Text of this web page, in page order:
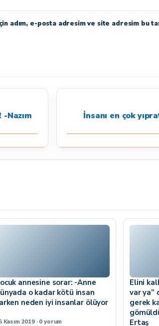
adım, e-posta adresim ve site adresim bu
Nazım
İnsanı en çok
annesine sorar: -Anne
o kadar kötü insan
neden iyi insanlar ölüyor
Kasım 2019 · 0 yorum
Elini
var ya”
gerek
Ertaş